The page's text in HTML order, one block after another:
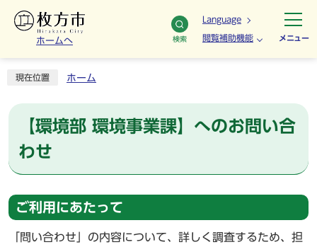
ホームへ 検索
Language
閲覧補助機能 メニュー
現在位置 ホーム
【環境部 環境事業課】へのお問い合
わせ
ご利用にあたって
「問い合わせ」の内容について、詳しく調査するため、担